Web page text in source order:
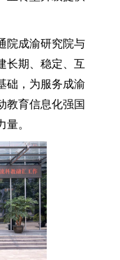
院成渝研究院与
长期、稳定、互
础，为服务成渝
教育信息化强国
。